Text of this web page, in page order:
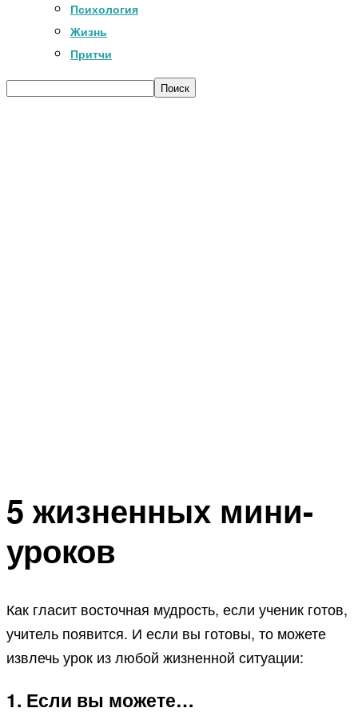
Психология
Жизнь
Притчи
5 жизненных мини-
уроков
Как гласит восточная мудрость, если ученик готов,
учитель появится. И если вы готовы, то можете
извлечь урок из любой жизненной ситуации:
1. Если вы можете…